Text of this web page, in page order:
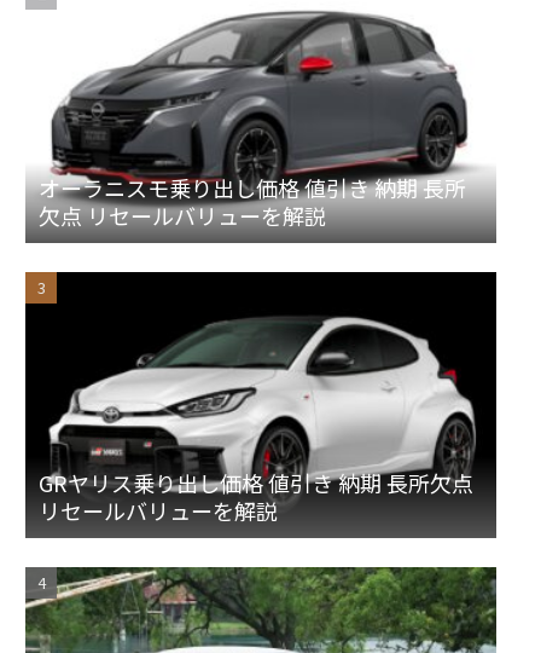
オーラニスモ乗り出し価格 値引き 納期 長所
欠点 リセールバリューを解説
GRヤリス乗り出し価格 値引き 納期 長所欠点
リセールバリューを解説